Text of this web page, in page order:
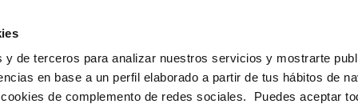
y de terceros para analizar nuestros servicios y mostrarte
en base a un perfil elaborado a partir de tus hábitos de
de complemento de redes sociales. Puedes aceptar
Tu Servicio Tu Agua Conócenos